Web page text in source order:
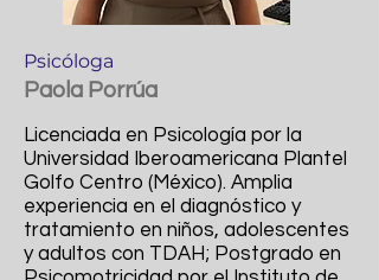
Psicóloga
Paola Porrúa
Licenciada en Psicología por la
Universidad Iberoamericana Plantel
Golfo Centro (México). Amplia
experiencia en el diagnóstico y
tratamiento en niños, adolescentes
y adultos con TDAH; Postgrado en